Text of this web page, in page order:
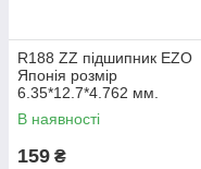
R188 ZZ підшипник EZO
Японія розмір
6.35*12.7*4.762 мм.
В наявності
159 ₴